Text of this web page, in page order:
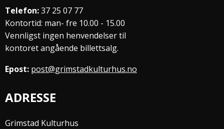
Telefon:37 25 07 77
Kontortid: man- fre 10.00 - 15.00
Vennligst ingen henvendelser til
kontoret angående billettsalg.
Epost: post@grimstadkulturhus.no
ADRESSE
Grimstad Kulturhus